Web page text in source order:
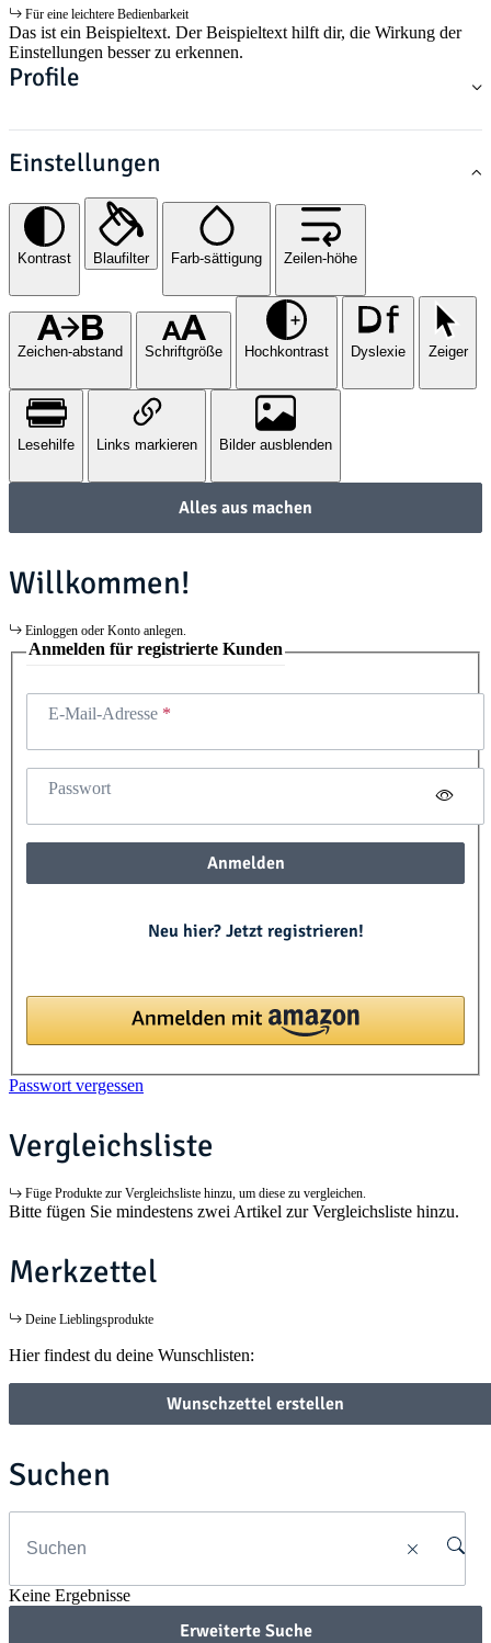
Für eine leichtere Bedienbarkeit
Das ist ein Beispieltext. Der Beispieltext hilft dir, die Wirkung der
Einstellungen besser zu erkennen.
Profile
Einstellungen
Kontrast Blaufilter Farb-sättigung Zeilen-höhe
Zeichen-abstand Schriftgröße Hochkontrast Dyslexie Zeiger
Lesehilfe Links markieren Bilder ausblenden
Alles aus machen
Willkommen!
Einloggen oder Konto anlegen.
Anmelden für registrierte Kunden
E-Mail-Adresse
Passwort
Anmelden
Neu hier? Jetzt registrieren!
Passwort vergessen
Vergleichsliste
Füge Produkte zur Vergleichsliste hinzu, um diese zu vergleichen.
Bitte fügen Sie mindestens zwei Artikel zur Vergleichsliste hinzu.
Merkzettel
Deine Lieblingsprodukte
Hier findest du deine Wunschlisten:
Wunschzettel erstellen
Suchen
Keine Ergebnisse
Erweiterte Suche